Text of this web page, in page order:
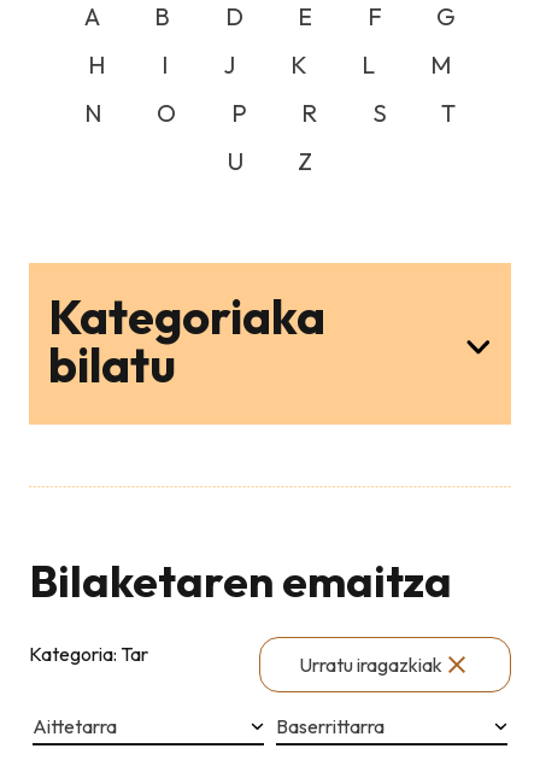
A B D E F
G
H
I J K L
M
N
O P R S
T
U
Z
Kategoriaka
bilatu
Bilaketaren emaitza
Kategoria: Tar Urratu iragazkiak
Aittetarra Baserrittarra